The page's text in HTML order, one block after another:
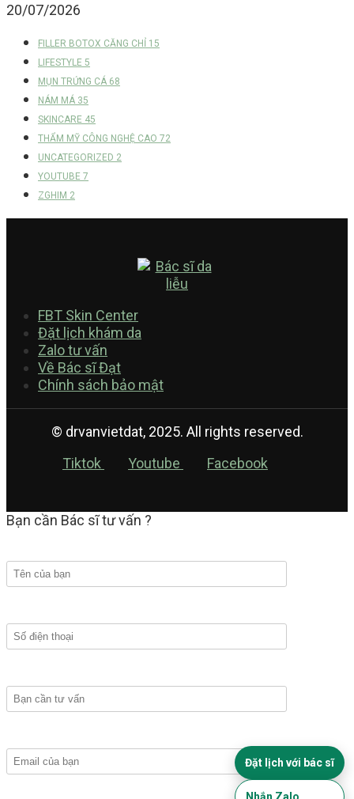
20/07/2026
FILLER BOTOX CĂNG CHỈ 15
LIFESTYLE 5
MỤN TRỨNG CÁ 68
NÁM MÁ 35
SKINCARE 45
THẨM MỸ CÔNG NGHỆ CAO 72
UNCATEGORIZED 2
YOUTUBE 7
ZGHIM 2
FBT Skin Center
Đặt lịch khám da
Zalo tư vấn
Về Bác sĩ Đạt
Chính sách bảo mật
© drvanvietdat, 2025. All rights reserved.
Tiktok
Youtube Facebook
Bạn cần Bác sĩ tư vấn ?
Đặt lịch với bác sĩ